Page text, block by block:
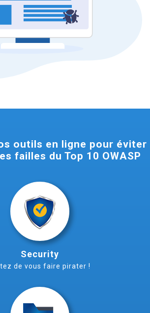
outils en ligne pour éviter
failles du Top 10 OWASP
Security
de vous faire pirater !